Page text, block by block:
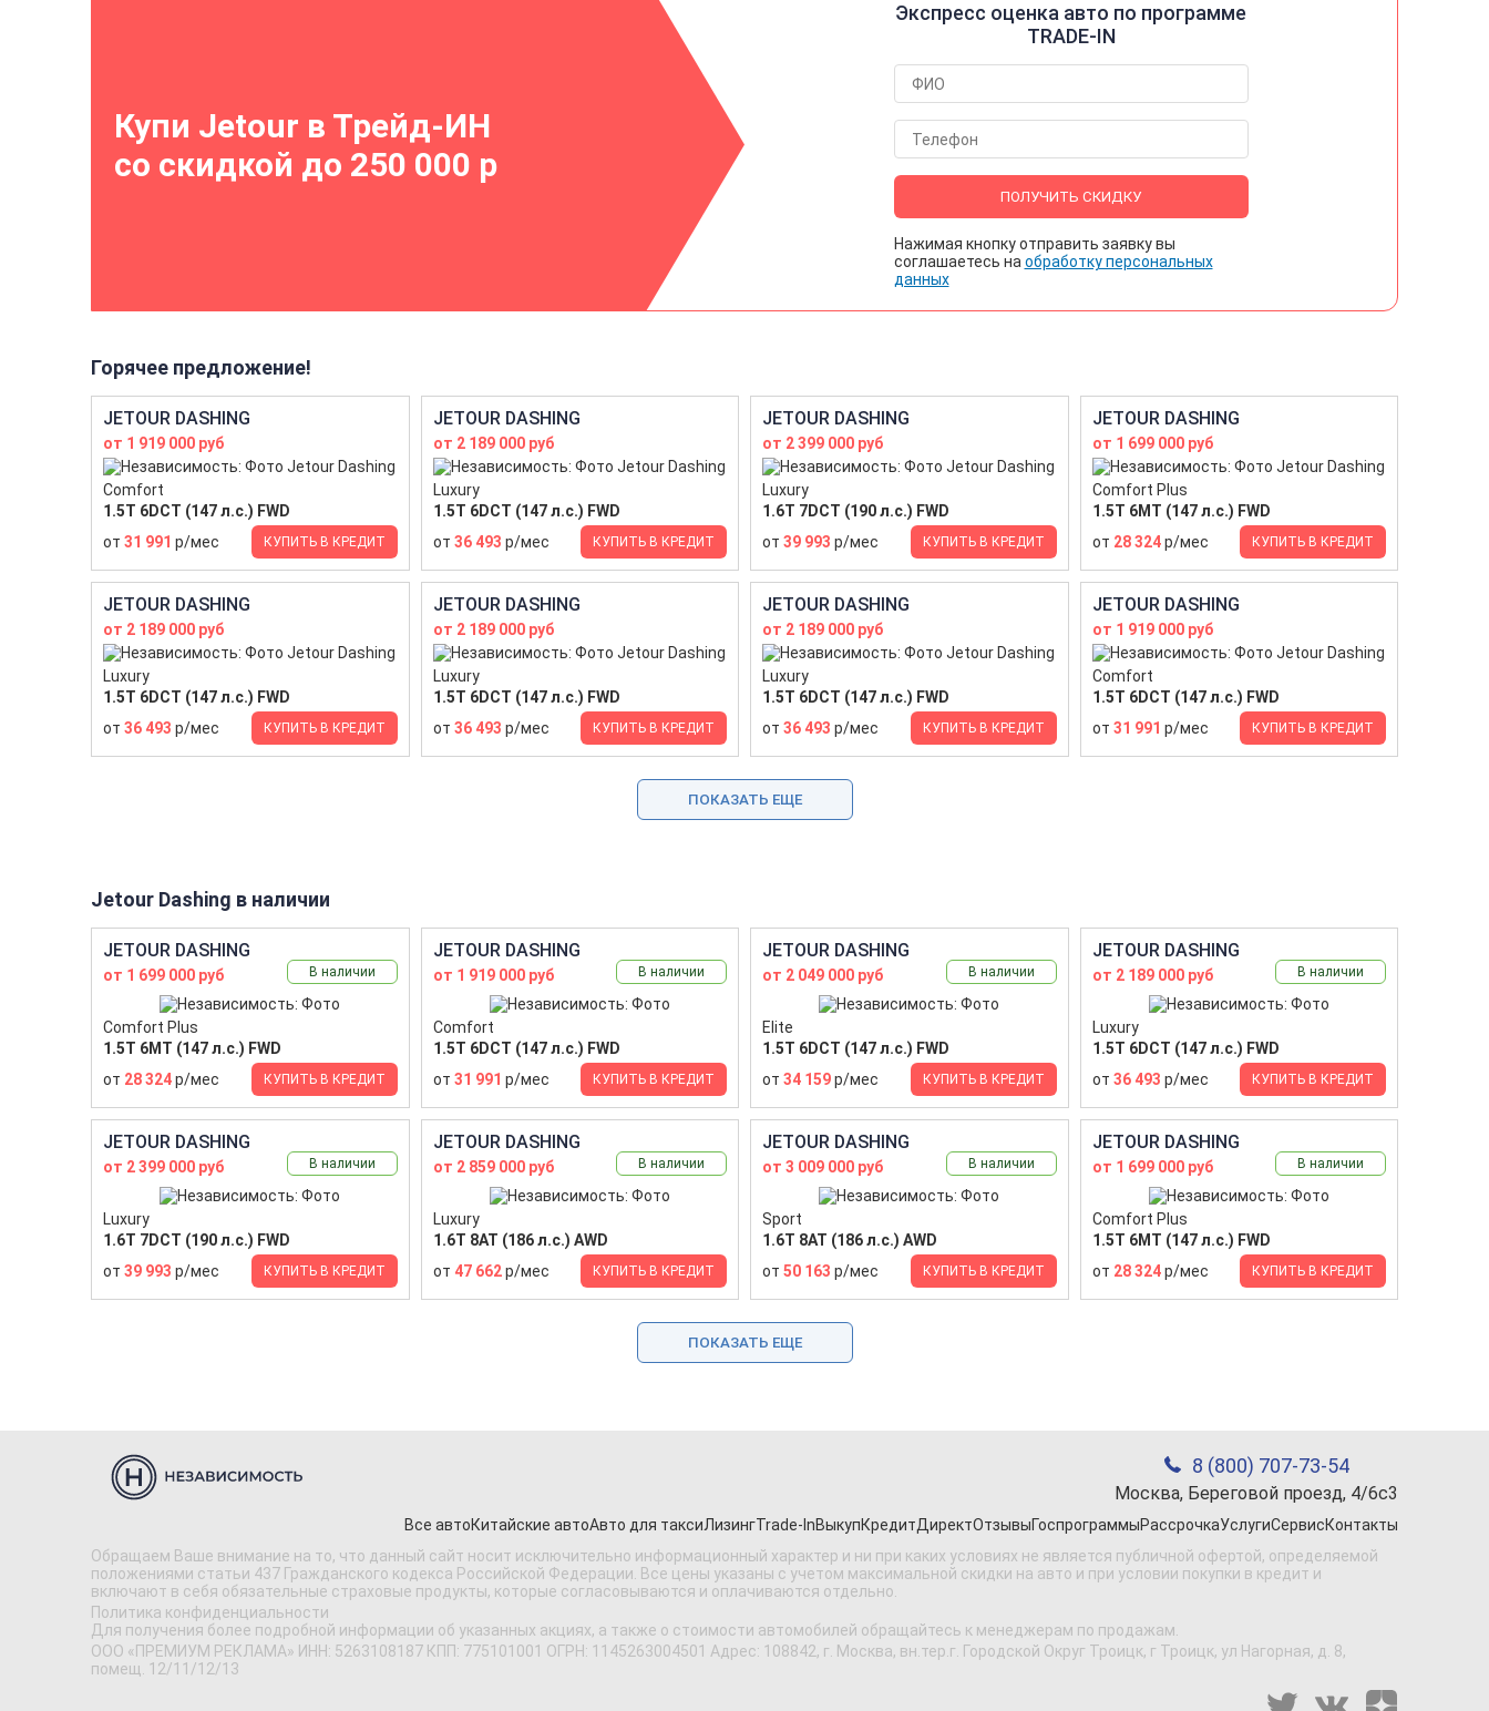
Купи Jetour в Трейд-ИН
со скидкой до 250 000 р
Экспресс оценка авто по программе
TRADE-IN
ПОЛУЧИТЬ СКИДКУ
Нажимая кнопку отправить заявку вы
соглашаетесь на обработку персональных
данных
Горячее предложение!
JETOUR DASHING
от 1 919 000 руб
Comfort
1.5T 6DCT (147 л.с.) FWD
от 31 991 р/мес КУПИТЬ В КРЕДИТ
JETOUR DASHING
от 2 189 000 руб
Luxury
1.5T 6DCT (147 л.с.) FWD
от 36 493 р/мес КУПИТЬ В КРЕДИТ
JETOUR DASHING
от 2 399 000 руб
Luxury
1.6T 7DCT (190 л.с.) FWD
от 39 993 р/мес КУПИТЬ В КРЕДИТ
JETOUR DASHING
от 1 699 000 руб
Comfort Plus
1.5T 6МТ (147 л.с.) FWD
от 28 324р/мес КУПИТЬ В КРЕДИТ
JETOUR DASHING
от 2 189 000 руб
Luxury
1.5T 6DCT (147 л.с.) FWD
от 36 493 р/мес КУПИТЬ В КРЕДИТ
JETOUR DASHING
от 2 189 000 руб
Luxury
1.5T 6DCT (147 л.с.) FWD
от 36 493 р/мес КУПИТЬ В КРЕДИТ
JETOUR DASHING
от 2 189 000 руб
Luxury
1.5T 6DCT (147 л.с.) FWD
от 36 493 р/мес КУПИТЬ В КРЕДИТ
JETOUR DASHING
от 1 919 000 руб
Comfort
1.5T 6DCT (147 л.с.) FWD
от 31 991 р/мес КУПИТЬ В КРЕДИТ
ПОКАЗАТЬ ЕЩЕ
Jetour Dashing в наличии
JETOUR DASHING
от 1 699 000 руб В наличии
Comfort Plus
1.5T 6МТ (147 л.с.) FWD
от 28 324р/мес КУПИТЬ В КРЕДИТ
JETOUR DASHING
от 1 919 000 руб В наличии
Comfort
1.5T 6DCT (147 л.с.) FWD
от 31 991 р/мес КУПИТЬ В КРЕДИТ
JETOUR DASHING
от 2 049 000 руб В наличии
Elite
1.5T 6DCT (147 л.с.) FWD
от 34 159р/мес КУПИТЬ В КРЕДИТ
JETOUR DASHING
от 2 189 000 руб В наличии
Luxury
1.5T 6DCT (147 л.с.) FWD
от 36 493 р/мес КУПИТЬ В КРЕДИТ
JETOUR DASHING
от 2 399 000 руб В наличии
Luxury
1.6T 7DCT (190 л.с.) FWD
от 39 993 р/мес КУПИТЬ В КРЕДИТ
JETOUR DASHING
от 2 859 000 руб В наличии
Luxury
1.6T 8AT (186 л.с.) AWD
от 47 662р/мес КУПИТЬ В КРЕДИТ
JETOUR DASHING
от 3 009 000 руб В наличии
Sport
1.6T 8AT (186 л.с.) AWD
от 50 163 р/мес КУПИТЬ В КРЕДИТ
JETOUR DASHING
от 1 699 000 руб В наличии
Comfort Plus
1.5T 6МТ (147 л.с.) FWD
от 28 324р/мес КУПИТЬ В КРЕДИТ
ПОКАЗАТЬ ЕЩЕ
8 (800) 707-73-54
Москва, Береговой проезд, 4/6с3
Все автоКитайские автоАвто для таксиЛизингTrade-InВыкупКредитДиректОтзывыГоспрограммыРассрочкаУслугиСервисКонтакты
Обращаем Ваше внимание на то, что данный сайт носит исключительно информационный характер и ни при каких условиях не является публичной офертой, определяемой
положениями статьи 437 Гражданского кодекса Российской Федерации. Все цены указаны с учетом максимальной скидки на авто и при условии покупки в кредит и
включают в себя обязательные страховые продукты, которые согласовываются и оплачиваются отдельно.
Политика конфиденциальности
Для получения более подробной информации об указанных акциях, а также о стоимости автомобилей обращайтесь к менеджерам по продажам.
ООО «ПРЕМИУМ РЕКЛАМА» ИНН: 5263108187 КПП: 775101001 ОГРН: 1145263004501 Адрес: 108842, г. Москва, вн.тер.г. Городской Округ Троицк, г Троицк, ул Нагорная, д. 8,
помещ. 12/11/12/13